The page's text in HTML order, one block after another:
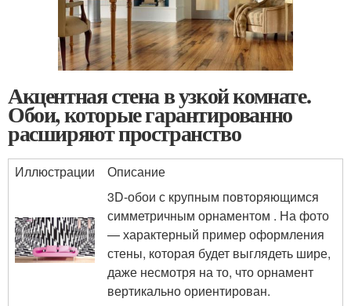
Акцентная стена в узкой комнате.
Обои, которые гарантированно
расширяют пространство
Иллюстрации
Описание
3D-обои с крупным повторяющимся
симметричным орнаментом . На фото
— характерный пример оформления
стены, которая будет выглядеть шире,
даже несмотря на то, что орнамент
вертикально ориентирован.